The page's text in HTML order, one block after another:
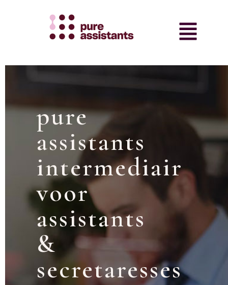
pure
assistants
intermediair
voor
assistants
&
secretaresses